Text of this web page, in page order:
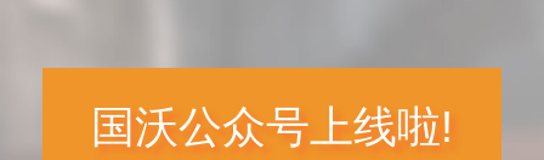
国沃公众号上线啦!